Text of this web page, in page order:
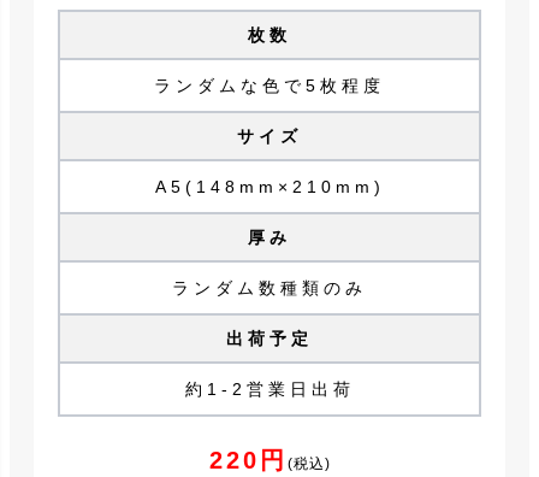
枚数
ランダムな色で5枚程度
サイズ
A5(148mm×210mm)
厚み
ランダム数種類のみ
出荷予定
約1-2営業日出荷
220円 (税込)